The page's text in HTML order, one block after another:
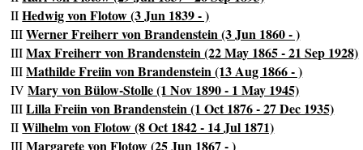
IIHedwig von Flotow (3 Jun 1839 - )
IIIWerner Freiherr von Brandenstein (3 Jun 1860 - )
IIIMax Freiherr von Brandenstein (22 May 1865 - 21 Sep 1928)
IIIMathilde Freiin von Brandenstein (13 Aug 1866 - )
IVMary von Bülow-Stolle (1 Nov 1890 - 1 May 1945)
IIILilla Freiin von Brandenstein (1 Oct 1876 - 27 Dec 1935)
IIWilhelm von Flotow (8 Oct 1842 - 14 Jul 1871)
IIIMargarete von Flotow (25 Jun 1867 - )